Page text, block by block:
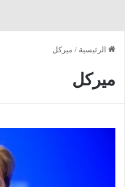
الرئيسية / ميركل
ميركل